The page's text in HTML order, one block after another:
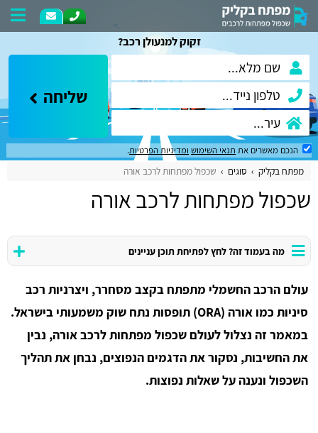
זקוק למנעולן רכב?
שליחה
הנכם מאשרים את תנאי השימוש ומדיניות הפרטיות.
מפתח בקליק סוגים שכפול מפתחות לרכב אורה
שכפול מפתחות לרכב אורה
מה בעמוד זה? לחץ לפתיחת תוכן עניינים
עולם הרכב החשמלי מתפתח בקצב מסחרר, ויצרניות רכב
סיניות כמו אורה (ORA) תופסות נתח שוק משמעותי בישראל.
במאמר זה נצלול לעולם שכפול מפתחות לרכב אורה, נבין
את החשיבות, נסקור את הדגמים הנפוצים, נבחן את תהליך
השכפול ונענה על שאלות נפוצות.